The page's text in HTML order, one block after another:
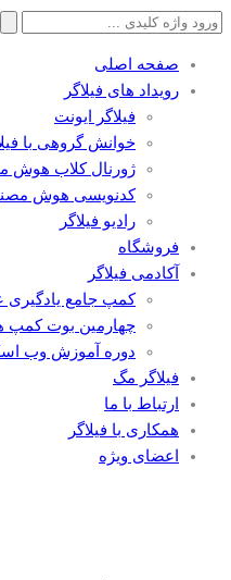
جستجو
صفحه اصلی
رویداد های فیلاگر
فیلاگر ایونت
خوانش گروهی با
ژورنال کلاب هوش
کدنویسی هوش
رادیو فیلاگر
فروشگاه
آکادمی فیلاگر
کمپ جامع یادگیری
چهارمین بوت کمپ
دوره آموزش وب
فیلاگر مگ
ارتباط با ما
همکاری با فیلاگر
اعضای ویژه